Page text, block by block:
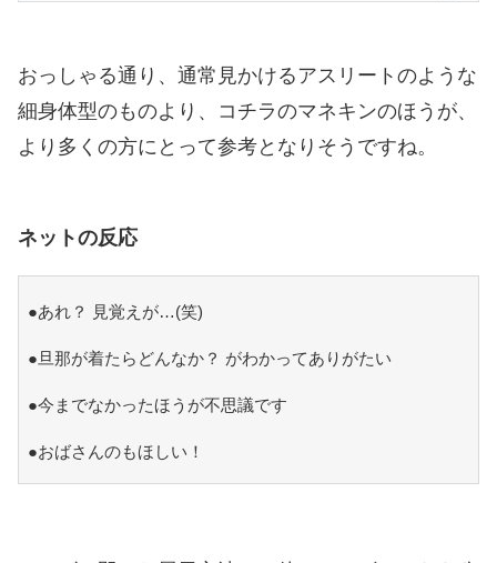
おっしゃる通り、通常見かけるアスリートのような
細身体型のものより、コチラのマネキンのほうが、
より多くの方にとって参考となりそうですね。
ネットの反応
●あれ？ 見覚えが…(笑)
●旦那が着たらどんなか？ がわかってありがたい
●今までなかったほうが不思議です
●おばさんのもほしい！